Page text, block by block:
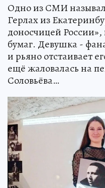
Одно из СМИ
Герлах из
доносчицей
бумаг. Девушка -
и рьяно отстаивает
ещё жаловалась на
Соловьёва…